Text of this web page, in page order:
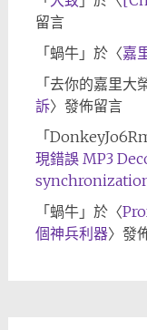
留言
「 蝸牛」於〈嘉
「 去你的嘉里大
訴〉發佈留言
「
現錯誤 MP3
「 蝸牛」於〈
個神兵利器〉發